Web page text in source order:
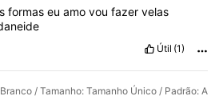
formas eu amo vou fazer velas
Útil (1)
/ Tamanho: Tamanho Único / Padrão: A